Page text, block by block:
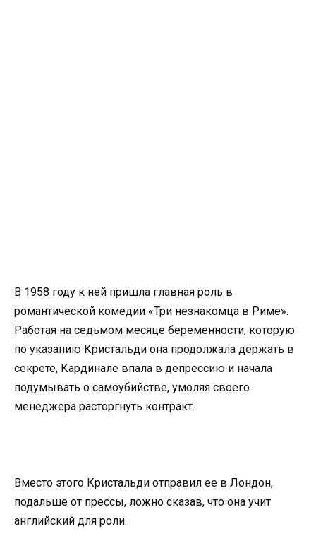
В 1958 году к ней пришла главная роль в
романтической комедии «Три незнакомца в Риме».
Работая на седьмом месяце беременности, которую
по указанию Кристальди она продолжала держать в
секрете, Кардинале впала в депрессию и начала
подумывать о самоубийстве, умоляя своего
менеджера расторгнуть контракт.
Вместо этого Кристальди отправил ее в Лондон,
подальше от прессы, ложно сказав, что она учит
английский для роли.